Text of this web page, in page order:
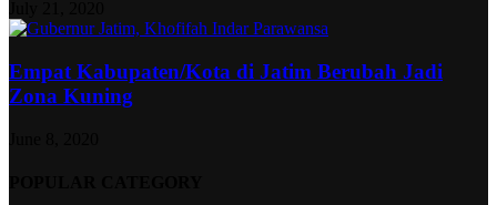
Empat Kabupaten/Kota di Jatim Berubah Jadi
Zona Kuning